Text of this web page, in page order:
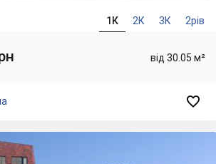
1К 2К 3К 2рів
від 30.05 м²
